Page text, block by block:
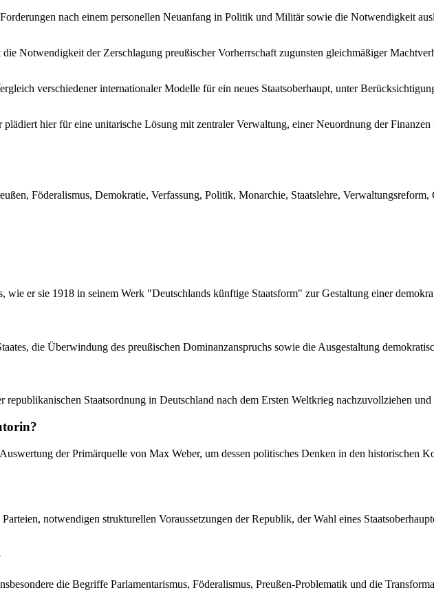
nach einem personellen Neuanfang in Politik und Militär sowie die Notwendigkeit
Notwendigkeit der Zerschlagung preußischer Vorherrschaft zugunsten gleichmäßiger
verschiedener internationaler Modelle für ein neues Staatsoberhaupt, unter
plädiert hier für eine unitarische Lösung mit zentraler Verwaltung, einer Neuordnung der
Föderalismus, Demokratie, Verfassung, Politik, Monarchie, Staatslehre, Verwaltungsreform,
er sie 1918 in seinem Werk "Deutschlands künftige Staatsform" zur Gestaltung einer
die Überwindung des preußischen Dominanzanspruchs sowie die Ausgestaltung
Staatsordnung in Deutschland nach dem Ersten Weltkrieg nachzuvollziehen und
der Primärquelle von Max Weber, um dessen politisches Denken in den historischen
notwendigen strukturellen Voraussetzungen der Republik, der Wahl eines
die Begriffe Parlamentarismus, Föderalismus, Preußen-Problematik und die